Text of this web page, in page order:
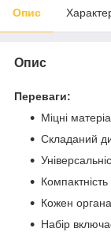
Опис
Опис
Переваги:
Міцні
Складаний
Кожен
Набір